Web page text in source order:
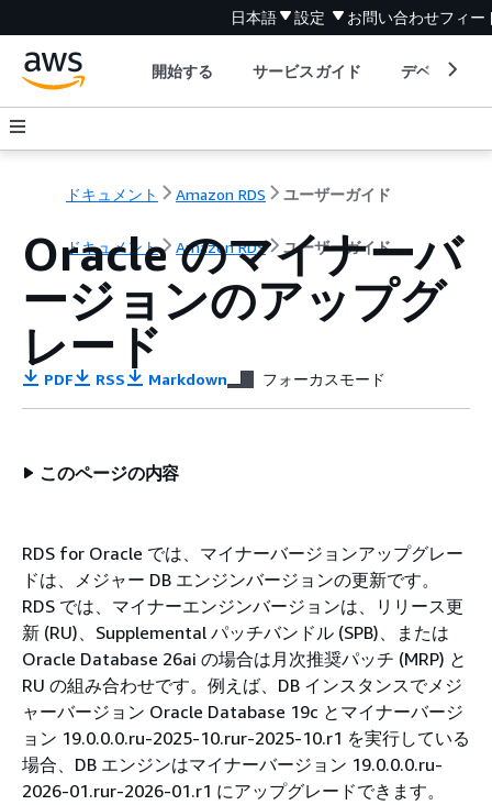
日本語 設定 お問い合わせフィー
開始する サービスガイド デベロッパ
ドキュメント Amazon RDS ユーザーガイド
ドキュメント Amazon RDS ユーザーガイド
Oracle のマイナーバ
ージョンのアップグ
レード
PDF RSS Markdown フォーカスモード
このページの内容
RDS for Oracle では、マイナーバージョンアップグレー
ドは、メジャー DB エンジンバージョンの更新です。
RDS では、マイナーエンジンバージョンは、リリース更
新 (RU)、Supplemental パッチバンドル (SPB)、または
Oracle Database 26ai の場合は月次推奨パッチ (MRP) と
RU の組み合わせです。例えば、DB インスタンスでメジ
ャーバージョン Oracle Database 19c とマイナーバージ
ョン 19.0.0.0.ru-2025-10.rur-2025-10.r1 を実行している
場合、DB エンジンはマイナーバージョン 19.0.0.0.ru-
2026-01.rur-2026-01.r1 にアップグレードできます。